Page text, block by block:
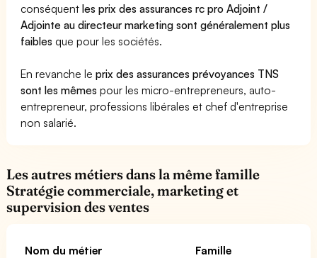
conséquentles prix des assurances rc pro Adjoint /
Adjointe au directeur marketing sont généralement plus
faibles que pour les sociétés.
En revanche leprix des assurances prévoyances TNS
sont les mêmes pour les micro-entrepreneurs, auto-
entrepreneur, professions libérales et chef d'entreprise
non salarié.
Les autres métiers dans la même famille
Stratégie commerciale, marketing et
supervision des ventes
Nom du métier
Famille